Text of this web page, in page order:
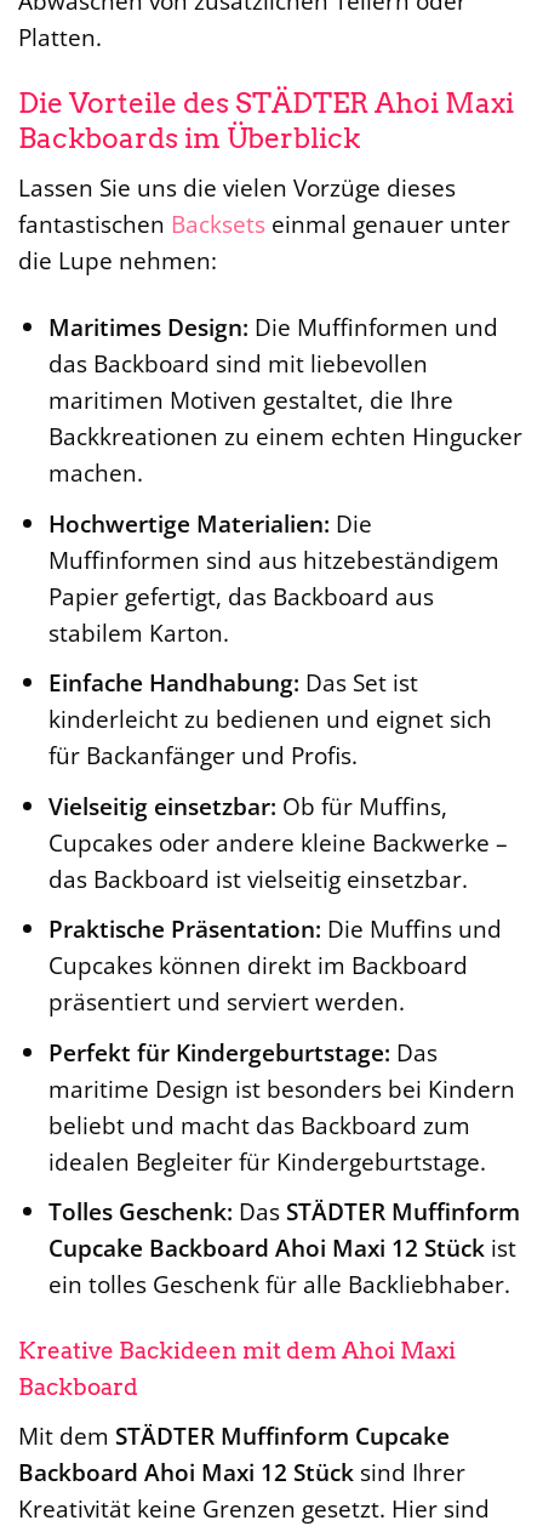
Platten.
Die Vorteile des STÄDTER Ahoi Maxi
Backboards im Überblick
Lassen Sie uns die vielen Vorzüge dieses
fantastischen Backsets einmal genauer unter
die Lupe nehmen:
Maritimes Design: Die Muffinformen und
das Backboard sind mit liebevollen
maritimen Motiven gestaltet, die Ihre
Backkreationen zu einem echten Hingucker
machen.
Hochwertige Materialien: Die
Muffinformen sind aus hitzebeständigem
Papier gefertigt, das Backboard aus
stabilem Karton.
Einfache Handhabung: Das Set ist
kinderleicht zu bedienen und eignet sich
für Backanfänger und Profis.
Vielseitig einsetzbar: Ob für Muffins,
Cupcakes oder andere kleine Backwerke –
das Backboard ist vielseitig einsetzbar.
Praktische Präsentation: Die Muffins und
Cupcakes können direkt im Backboard
präsentiert und serviert werden.
Perfekt für Kindergeburtstage: Das
maritime Design ist besonders bei Kindern
beliebt und macht das Backboard zum
idealen Begleiter für Kindergeburtstage.
Tolles Geschenk: Das STÄDTER Muffinform
Cupcake Backboard Ahoi Maxi 12 Stückist
ein tolles Geschenk für alle Backliebhaber.
Kreative Backideen mit dem Ahoi Maxi
Backboard
Mit dem STÄDTER Muffinform Cupcake
Backboard Ahoi Maxi 12 Stück sind Ihrer
Kreativität keine Grenzen gesetzt. Hier sind